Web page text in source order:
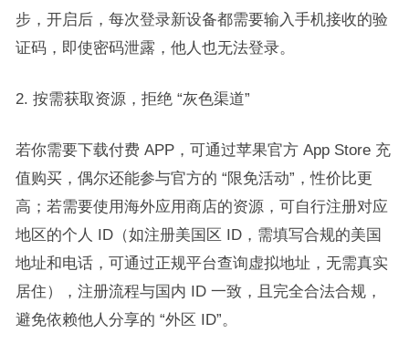
步，开启后，每次登录新设备都需要输入手机接收的验
证码，即使密码泄露，他人也无法登录。​
2. 按需获取资源，拒绝 “灰色渠道”​
若你需要下载付费 APP，可通过苹果官方 App Store 充
值购买，偶尔还能参与官方的 “限免活动”，性价比更
高；若需要使用海外应用商店的资源，可自行注册对应
地区的个人 ID（如注册美国区 ID，需填写合规的美国
地址和电话，可通过正规平台查询虚拟地址，无需真实
居住），注册流程与国内 ID 一致，且完全合法合规，
避免依赖他人分享的 “外区 ID”。​